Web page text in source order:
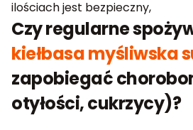
ilościach jest bezpieczny,
Czy regularne
kiełbasa myśliwska
zapobiegać
otyłości, cukrzycy)?